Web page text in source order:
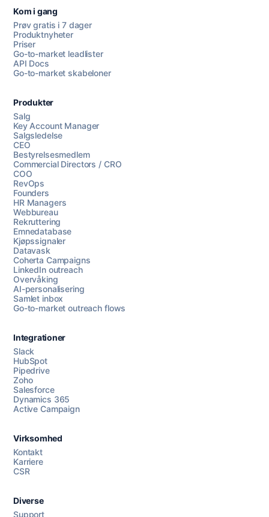
Chat med oss
Kom i gang
Prøv gratis i 7 dager
Produktnyheter
Priser
Go-to-market leadlister
API Docs
Go-to-market skabeloner
Produkter
Salg
Key Account Manager
Salgsledelse
CEO
Bestyrelsesmedlem
Commercial Directors / CRO
COO
RevOps
Founders
HR Managers
Webbureau
Rekruttering
Emnedatabase
Kjøpssignaler
Datavask
Coherta Campaigns
LinkedIn outreach
Overvåking
AI-personalisering
Samlet inbox
Go-to-market outreach flows
Integrationer
Slack
HubSpot
Pipedrive
Zoho
Salesforce
Dynamics 365
Active Campaign
Virksomhed
Kontakt
Karriere
CSR
Diverse
Support